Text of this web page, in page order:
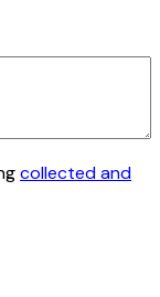
collected and